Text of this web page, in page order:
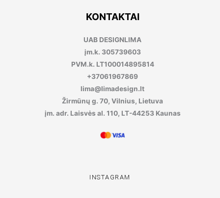
KONTAKTAI
UAB DESIGNLIMA
įm.k. 305739603
PVM.k. LT100014895814
+37061967869
lima@limadesign.lt
Žirmūnų g. 70, Vilnius, Lietuva
įm. adr. Laisvės al. 110, LT-44253 Kaunas
INSTAGRAM